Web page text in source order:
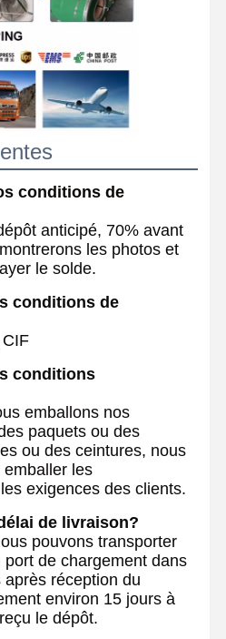
conditions de
anticipé, 70% avant
les photos et
le solde.
conditions de
conditions
emballons nos
paquets ou des
ou des ceintures, nous
les
exigences des clients.
de livraison?
pouvons transporter
de chargement dans
réception du
environ 15 jours à
le dépôt.